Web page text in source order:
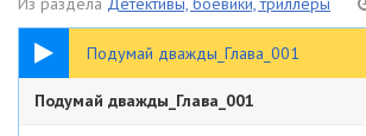
Подумай дважды_Глава_001
12:09
Подумай дважды_Глава_001